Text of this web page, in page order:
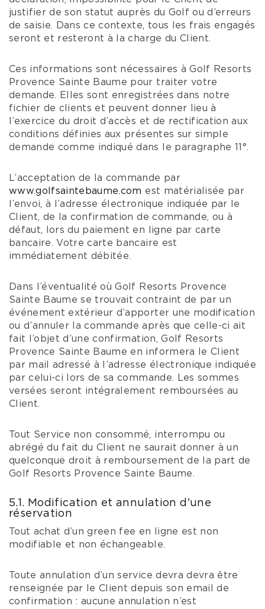
justifier de son statut auprès du Golf ou d’erreurs
de saisie. Dans ce contexte, tous les frais engagés
seront et resteront à la charge du Client.
Ces informations sont nécessaires à Golf Resorts
Provence Sainte Baume pour traiter votre
demande. Elles sont enregistrées dans notre
fichier de clients et peuvent donner lieu à
l’exercice du droit d’accès et de rectification aux
conditions définies aux présentes sur simple
demande comme indiqué dans le paragraphe 11°.
L’acceptation de la commande par
www.golfsaintebaume.com est matérialisée par
l’envoi, à l’adresse électronique indiquée par le
Client, de la confirmation de commande, ou à
défaut, lors du paiement en ligne par carte
bancaire. Votre carte bancaire est
immédiatement débitée.
Dans l’éventualité où Golf Resorts Provence
Sainte Baume se trouvait contraint de par un
événement extérieur d’apporter une modification
ou d’annuler la commande après que celle-ci ait
fait l’objet d’une confirmation, Golf Resorts
Provence Sainte Baume en informera le Client
par mail adressé à l’adresse électronique indiquée
par celui-ci lors de sa commande. Les sommes
versées seront intégralement remboursées au
Client.
Tout Service non consommé, interrompu ou
abrégé du fait du Client ne saurait donner à un
quelconque droit à remboursement de la part de
Golf Resorts Provence Sainte Baume.
5.1. Modification et annulation d'une
réservation
Tout achat d’un green fee en ligne est non
modifiable et non échangeable.
Toute annulation d’un service devra devra être
renseignée par le Client depuis son email de
confirmation : aucune annulation n’est